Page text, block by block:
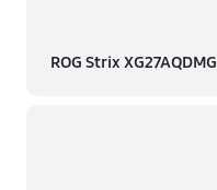
ROG Strix XG27AQDMG